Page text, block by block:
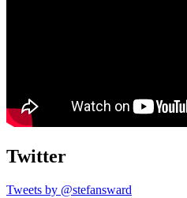
Twitter
Tweets by @stefansward